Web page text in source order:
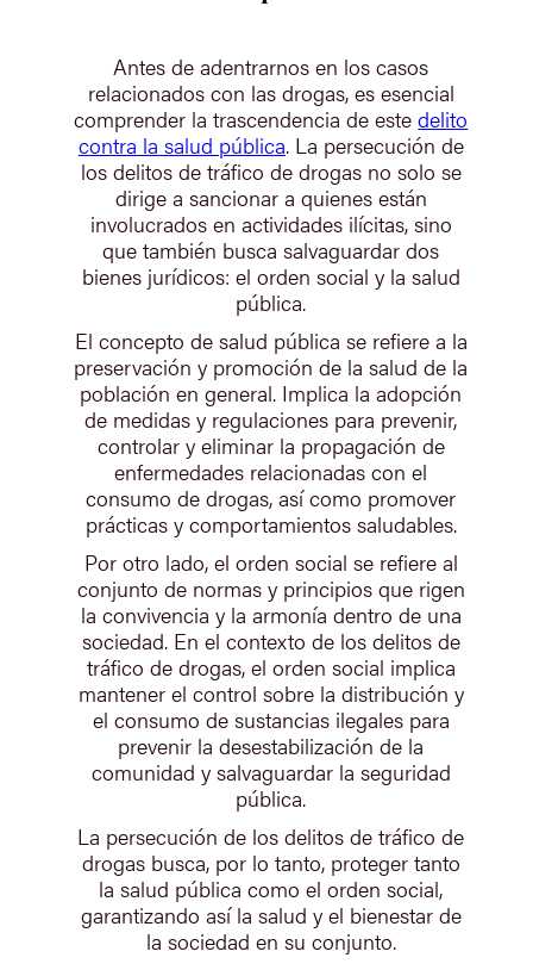
Antes de adentrarnos en los casos
relacionados con las drogas, es esencial
comprender la trascendencia de estedelito
contra la salud pública. La persecución de
los delitos de tráfico de drogas no solo se
dirige a sancionar a quienes están
involucrados en actividades ilícitas, sino
que también busca salvaguardar dos
bienes jurídicos: el orden social y la salud
pública.
El concepto de salud pública se refiere a la
preservación y promoción de la salud de la
población en general. Implica la adopción
de medidas y regulaciones para prevenir,
controlar y eliminar la propagación de
enfermedades relacionadas con el
consumo de drogas, así como promover
prácticas y comportamientos saludables.
Por otro lado, el orden social se refiere al
conjunto de normas y principios que rigen
la convivencia y la armonía dentro de una
sociedad. En el contexto de los delitos de
tráfico de drogas, el orden social implica
mantener el control sobre la distribución y
el consumo de sustancias ilegales para
prevenir la desestabilización de la
comunidad y salvaguardar la seguridad
pública.
La persecución de los delitos de tráfico de
drogas busca, por lo tanto, proteger tanto
la salud pública como el orden social,
garantizando así la salud y el bienestar de
la sociedad en su conjunto.